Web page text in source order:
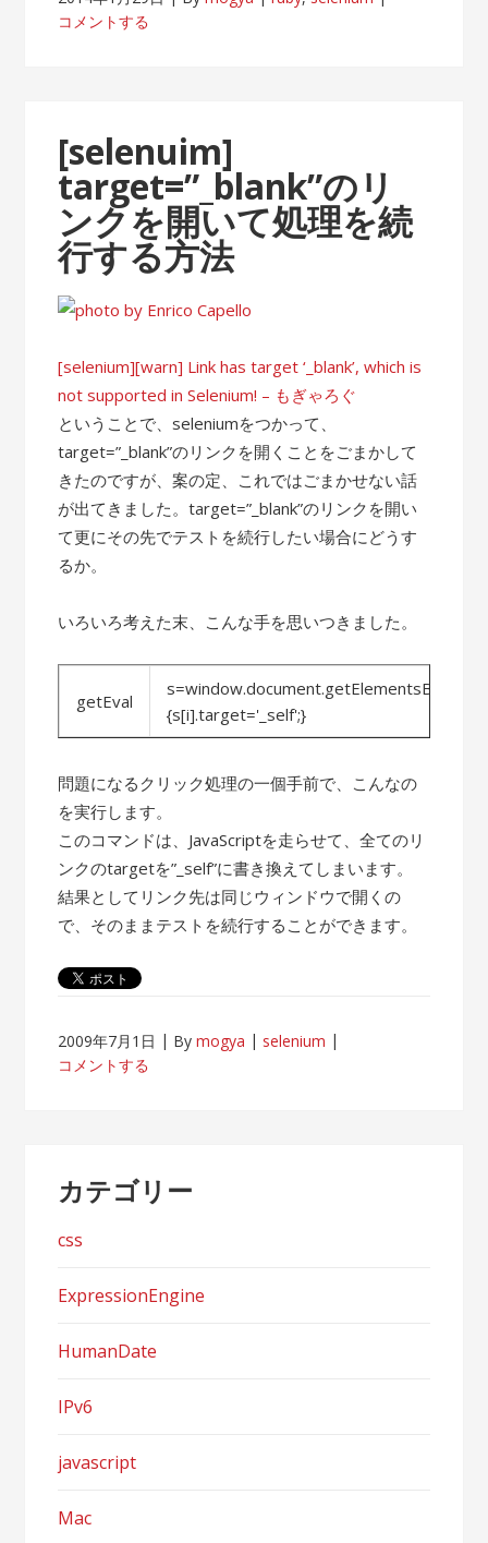
コメントする
[selenuim]
target=”_blank”のリ
ンクを開いて処理を続
行する方法
[selenium][warn] Link has target ‘_blank’, which is
not supported in Selenium! – もぎゃろぐ
ということで、seleniumをつかって、
target=”_blank”のリンクを開くことをごまかして
きたのですが、案の定、これではごまかせない話
が出てきました。target=”_blank”のリンクを開い
て更にその先でテストを続行したい場合にどうす
るか。
いろいろ考えた末、こんな手を思いつきました。
getEval
{s[i].target='_self';}
問題になるクリック処理の一個手前で、こんなの
を実行します。
このコマンドは、JavaScriptを走らせて、全てのリ
ンクのtargetを”_self”に書き換えてしまいます。
結果としてリンク先は同じウィンドウで開くの
で、そのままテストを続行することができます。
2009年7月1日 Bymogya
selenium
コメントする
カテゴリー
css
ExpressionEngine
HumanDate
IPv6
javascript
Mac